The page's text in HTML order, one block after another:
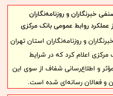
ظرفیت چاه‌های راه‌اندازی‌شده
توسط پتروپارس در بسته مرکزی میدان به ۸۴ هزار و ۲۰۰ بشکه در روز
خبرنگاران و روزنامه‌نگاران
عملکرد روابط عمومی بانک مرکزی
و روزنامه‌نگاران استان تهران
مرکزی اعلام کرد که در شرایط
و اطلاع‌رسانی شفاف از سوی این
و فعالان رسانه‌ای شده است.